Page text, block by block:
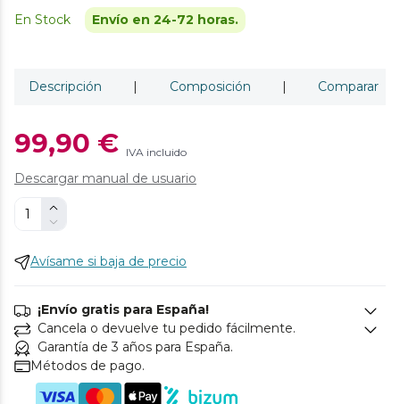
En Stock Envío en 24-72 horas.
Descripción | Composición | Comparar
99,90 € IVA incluido
Descargar manual de usuario
Avísame si baja de precio
¡Envío gratis para España!
Cancela o devuelve tu pedido fácilmente.
Garantía de 3 años para España.
Métodos de pago.